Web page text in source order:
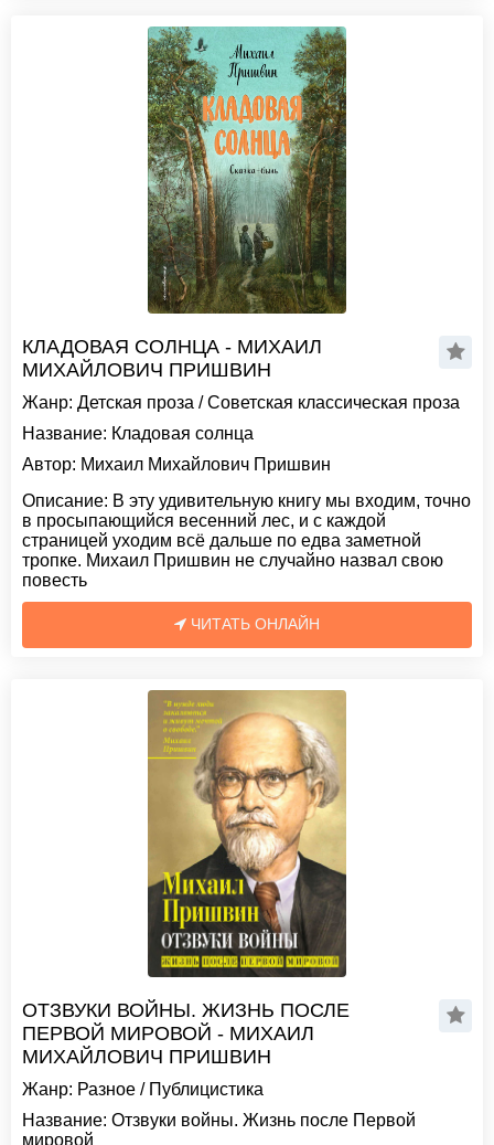
КЛАДОВАЯ СОЛНЦА - МИХАИЛ
МИХАЙЛОВИЧ ПРИШВИН
Жанр: Детская проза /Советская классическая проза
Название: Кладовая солнца
Автор: Михаил Михайлович Пришвин
Описание: В эту удивительную книгу мы входим, точно
в просыпающийся весенний лес, и с каждой
страницей уходим всё дальше по едва заметной
тропке. Михаил Пришвин не случайно назвал свою
повесть
ЧИТАТЬ ОНЛАЙН
ОТЗВУКИ ВОЙНЫ. ЖИЗНЬ ПОСЛЕ
ПЕРВОЙ МИРОВОЙ - МИХАИЛ
МИХАЙЛОВИЧ ПРИШВИН
Жанр: Разное / Публицистика
Название: Отзвуки войны. Жизнь после Первой
мировой